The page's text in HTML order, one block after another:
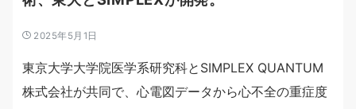
2025年5月1日
東京大学大学院医学系研究科とSIMPLEX QUANTUM
株式会社が共同で、心電図データから心不全の重症度